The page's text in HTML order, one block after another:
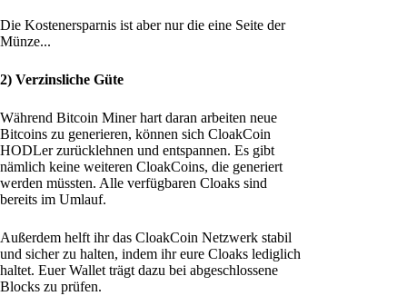
Die Kostenersparnis ist aber nur die eine Seite der
Münze...
2) Verzinsliche Güte
Während Bitcoin Miner hart daran arbeiten neue
Bitcoins zu generieren, können sich CloakCoin
HODLer zurücklehnen und entspannen. Es gibt
nämlich keine weiteren CloakCoins, die generiert
werden müssten. Alle verfügbaren Cloaks sind
bereits im Umlauf.
Außerdem helft ihr das CloakCoin Netzwerk stabil
und sicher zu halten, indem ihr eure Cloaks lediglich
haltet. Euer Wallet trägt dazu bei abgeschlossene
Blocks zu prüfen.